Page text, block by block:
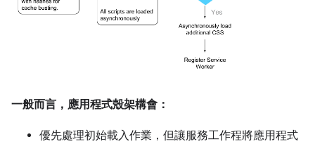
一般而言，應用程式殼架構會：
優先處理初始載入作業，但讓服務工作程將應用程式